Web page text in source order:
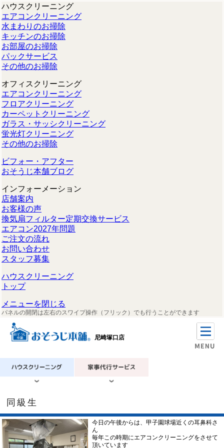
ハウスクリーニング
エアコンクリーニング
水まわりのお掃除
キッチンのお掃除
お部屋のお掃除
パックサービス
その他のお掃除
オフィスクリーニング
エアコンクリーニング
フロアクリーニング
カーペットクリーニング
ガラス・サッシクリーニング
蛍光灯クリーニング
その他のお掃除
ビフォー・アフター
おそうじ本舗ブログ
インフォーメーション
店舗案内
お客様の声
換気扇フィルター定期交換サービス
エアコン2027年問題
ご注文の流れ
お問い合わせ
スタッフ募集
ハウスクリーニング
トップ
メニューを閉じる
パネルの開閉は左右のスワイプ操作（フリック）でも行うことができます
尼崎塚口店
同級生
今日の午後からは、甲子園球場近くの耳鼻科さ
ん
毎年この時期にエアコンクリーニングをさせて
頂いています